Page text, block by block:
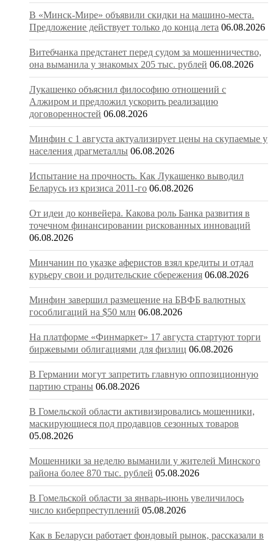
В «Минск-Мире» объявили скидки на машино-места.
Предложение действует только до конца лета 06.08.2026
Витебчанка предстанет перед судом за мошенничество,
она выманила у знакомых 205 тыс. рублей 06.08.2026
Лукашенко объяснил философию отношений с
Алжиром и предложил ускорить реализацию
договоренностей 06.08.2026
Минфин с 1 августа актуализирует цены на скупаемые у
населения драгметаллы 06.08.2026
Испытание на прочность. Как Лукашенко выводил
Беларусь из кризиса 2011-го 06.08.2026
От идеи до конвейера. Какова роль Банка развития в
точечном финансировании рискованных инноваций
06.08.2026
Минчанин по указке аферистов взял кредиты и отдал
курьеру свои и родительские сбережения 06.08.2026
Минфин завершил размещение на БВФБ валютных
гособлигаций на $50 млн 06.08.2026
На платформе «Финмаркет» 17 августа стартуют торги
биржевыми облигациями для физлиц 06.08.2026
В Германии могут запретить главную оппозиционную
партию страны 06.08.2026
В Гомельской области активизировались мошенники,
маскирующиеся под продавцов сезонных товаров
05.08.2026
Мошенники за неделю выманили у жителей Минского
района более 870 тыс. рублей 05.08.2026
В Гомельской области за январь-июнь увеличилось
число киберпреступлений 05.08.2026
Как в Беларуси работает фондовый рынок, рассказали в